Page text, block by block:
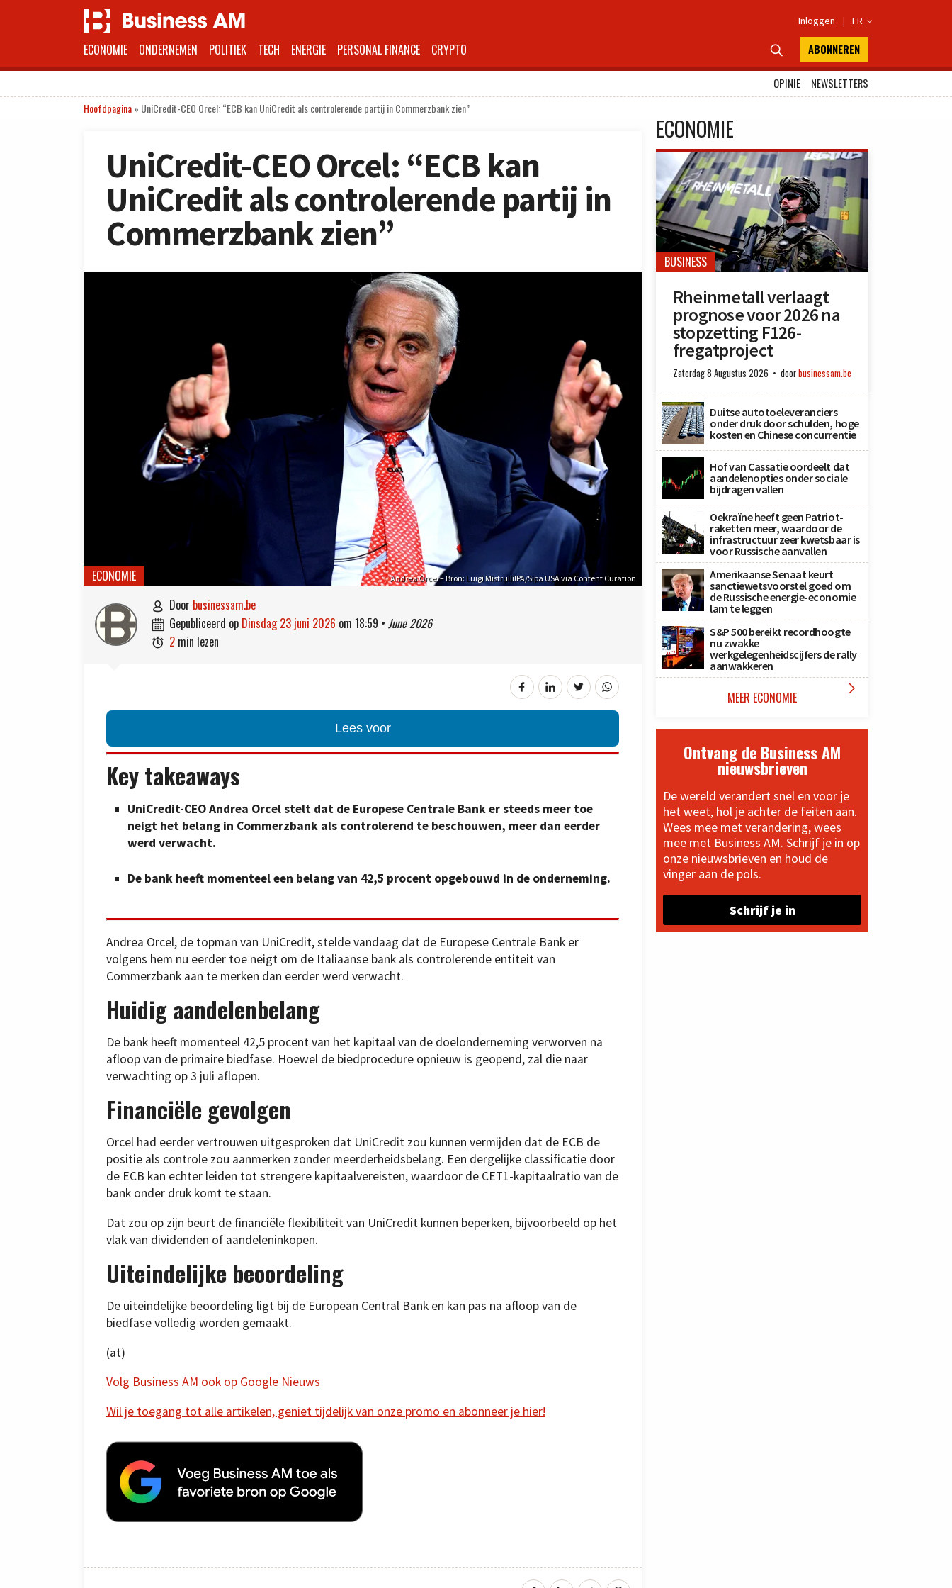
Inloggen | FR 
ECONOMIE ONDERNEMEN POLITIEK TECH ENERGIE PERSONAL FINANCE CRYPTO  ABONNEREN
OPINIE
NEWSLETTERS
Hoofdpagina» UniCredit-CEO Orcel: “ECB kan UniCredit als controlerende partij in Commerzbank zien”
UniCredit-CEO Orcel: “ECB kan
UniCredit als controlerende partij in
Commerzbank zien”
Andrea Orcel – Bron: Luigi MistrulliIPA/Sipa USA via Content Curation
ECONOMIE
 door businessam.be
 gepubliceerd op dinsdag 23 juni 2026 om 18:59 • June 2026
 2 min lezen
Lees voor
Key takeaways
UniCredit-CEO Andrea Orcel stelt dat de Europese Centrale Bank er steeds meer toe
neigt het belang in Commerzbank als controlerend te beschouwen, meer dan eerder
werd verwacht.
De bank heeft momenteel een belang van 42,5 procent opgebouwd in de onderneming.
Andrea Orcel, de topman van UniCredit, stelde vandaag dat de Europese Centrale Bank er
volgens hem nu eerder toe neigt om de Italiaanse bank als controlerende entiteit van
Commerzbank aan te merken dan eerder werd verwacht.
Huidig aandelenbelang
De bank heeft momenteel 42,5 procent van het kapitaal van de doelonderneming verworven na
afloop van de primaire biedfase. Hoewel de biedprocedure opnieuw is geopend, zal die naar
verwachting op 3 juli aflopen.
Financiële gevolgen
Orcel had eerder vertrouwen uitgesproken dat UniCredit zou kunnen vermijden dat de ECB de
positie als controle zou aanmerken zonder meerderheidsbelang. Een dergelijke classificatie door
de ECB kan echter leiden tot strengere kapitaalvereisten, waardoor de CET1-kapitaalratio van de
bank onder druk komt te staan.
Dat zou op zijn beurt de financiële flexibiliteit van UniCredit kunnen beperken, bijvoorbeeld op het
vlak van dividenden of aandeleninkopen.
Uiteindelijke beoordeling
De uiteindelijke beoordeling ligt bij de European Central Bank en kan pas na afloop van de
biedfase volledig worden gemaakt.
(at)
Volg Business AM ook op Google Nieuws
Wil je toegang tot alle artikelen, geniet tijdelijk van onze promo en abonneer je hier!
ECONOMIE
BUSINESS
Rheinmetall verlaagt
prognose voor 2026 na
stopzetting F126-
fregatproject
Zaterdag 8 Augustus 2026 doorbusinessam.be
Duitse autotoeleveranciers
onder druk door schulden, hoge
kosten en Chinese concurrentie
Hof van Cassatie oordeelt dat
aandelenopties onder sociale
bijdragen vallen
Oekraïne heeft geen Patriot-
raketten meer, waardoor de
infrastructuur zeer kwetsbaar is
voor Russische aanvallen
Amerikaanse Senaat keurt
sanctiewetsvoorstel goed om
de Russische energie-economie
lam te leggen
S&P 500 bereikt recordhoogte
nu zwakke
werkgelegenheidscijfers de rally
aanwakkeren
MEER ECONOMIE 
Ontvang de Business AM
nieuwsbrieven
De wereld verandert snel en voor je
het weet, hol je achter de feiten aan.
Wees mee met verandering, wees
mee met Business AM. Schrijf je in op
onze nieuwsbrieven en houd de
vinger aan de pols.
Schrijf je in